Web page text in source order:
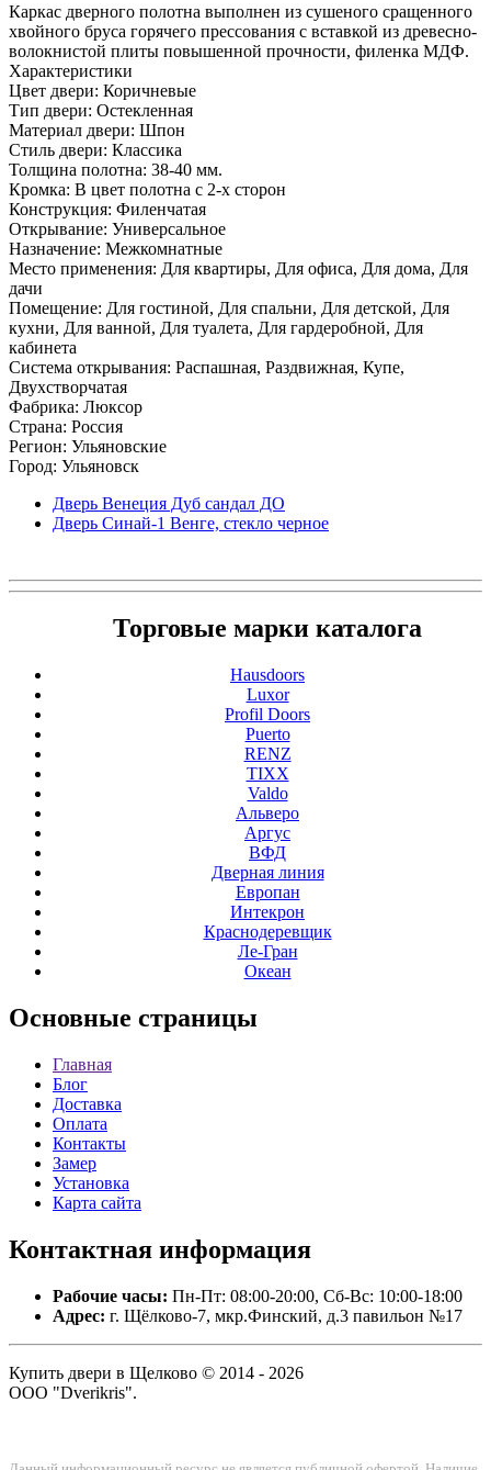
Каркас дверного полотна выполнен из сушеного сращенного
хвойного бруса горячего прессования с вставкой из древесно­
волокнистой плиты повышенной прочности, филенка МДФ.
Характеристики
Цвет двери: Коричневые
Тип двери: Остекленная
Материал двери: Шпон
Стиль двери: Классика
Толщина полотна: 38-40 мм.
Кромка: В цвет полотна с 2-х сторон
Конструкция: Филенчатая
Открывание: Универсальное
Назначение: Межкомнатные
Место применения: Для квартиры, Для офиса, Для дома, Для
дачи
Помещение: Для гостиной, Для спальни, Для детской, Для
кухни, Для ванной, Для туалета, Для гардеробной, Для
кабинета
Система открывания: Распашная, Раздвижная, Купе,
Двухстворчатая
Фабрика: Люксор
Страна: Россия
Регион: Ульяновские
Город: Ульяновск
Дверь Венеция Дуб сандал ДО
Дверь Синай-1 Венге, стекло черное
Торговые марки каталога
Hausdoors
Luxor
Profil Doors
Puerto
RENZ
TIXX
Valdo
Альверо
Аргус
ВФД
Дверная линия
Европан
Интекрон
Краснодеревщик
Ле-Гран
Океан
Основные страницы
Главная
Блог
Доставка
Оплата
Контакты
Замер
Установка
Карта сайта
Контактная информация
Рабочие часы: Пн-Пт: 08:00-20:00, Сб-Вс: 10:00-18:00
Адрес: г. Щёлково-7, мкр.Финский, д.3 павильон №17
Купить двери в Щелково © 2014 - 2026
ООО "Dverikris".